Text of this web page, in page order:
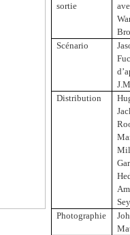
sortie
Scénario
Distribution
Photographie